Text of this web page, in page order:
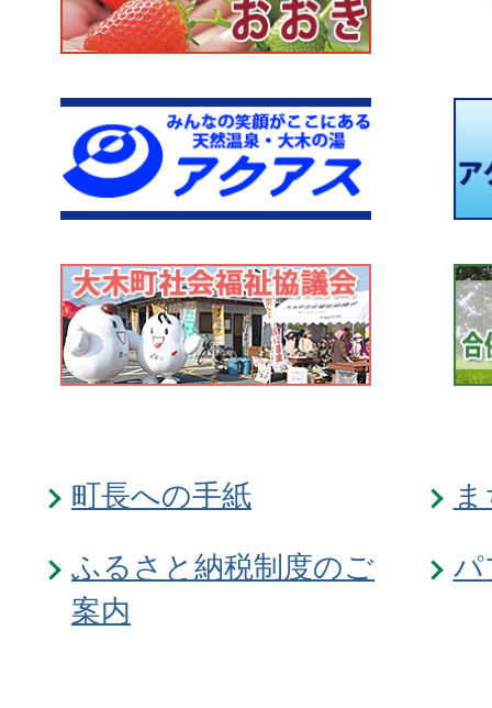
町長への手紙
ふるさと納税制度のご
案内
パ